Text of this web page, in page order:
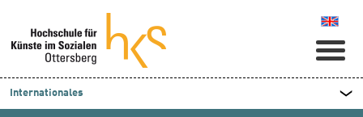
Internationales